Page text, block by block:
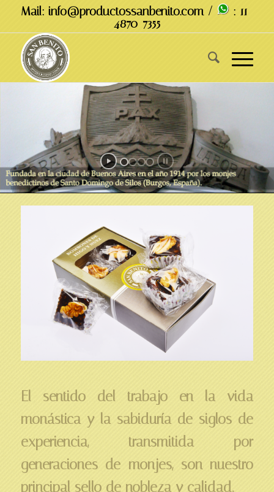
Mail: info@productossanbenito.com /
: 11-
4870-7355
El sentido del trabajo en la vida
monástica y la sabiduría de siglos de
experiencia, transmitida por
generaciones de monjes, son nuestro
principal sello de nobleza y calidad.